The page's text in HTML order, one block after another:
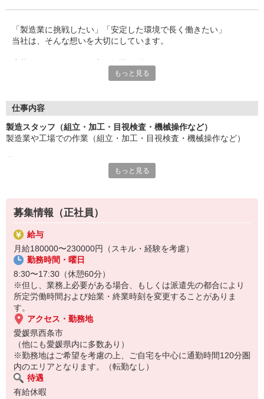
「製造業に挑戦したい」「安定した環境で長く働きたい」
当社は、そんな想いを大切にしています。
約束を守ること、きちんと連絡をすること、前向きに仕事へ取り
また、勤務時間やシフトなど柔軟に対応いただける方は、ご紹介
長く働きたい――
製造業で正社員としてキャリアを築きたい方、ぜひご応募くださ
もっと見る
仕事内容
製造スタッフ（組立・加工・目視検査・機械操作など）
製造業や工場での作業（組立・加工・目視検査・機械操作など）
製品に不備がないか目視チェック
複雑な作業や力仕事はほとんどなく覚えやすいものばかり！
未経験の方もすぐに慣れていただけると思います。
※当社（株）テクノ・サービスに正社員採用の上で、派遣就業先事
業所へ派遣となります。
もっと見る
募集情報（正社員）
給与
月給180000〜230000円（スキル・経験を考慮）
勤務時間・曜日
8:30〜17:30（休憩60分）
※但し、業務上必要がある場合、もしくは派遣先の都合により
所定労働時間および始業・終業時刻を変更することがありま
す。
アクセス・勤務地
愛媛県西条市
（他にも愛媛県内に多数あり）
※勤務地はご希望を考慮の上、ご自宅を中心に通勤時間120分圏
内のエリアとなります。（転勤なし）
待遇
有給休暇